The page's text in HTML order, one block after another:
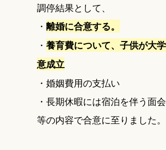
調停結果として、
・ 離婚に合意する。
・ 養育費について、子供が大
意成立
・婚姻費用の支払い
・長期休暇には宿泊を伴う面
等の内容で合意に至りました。